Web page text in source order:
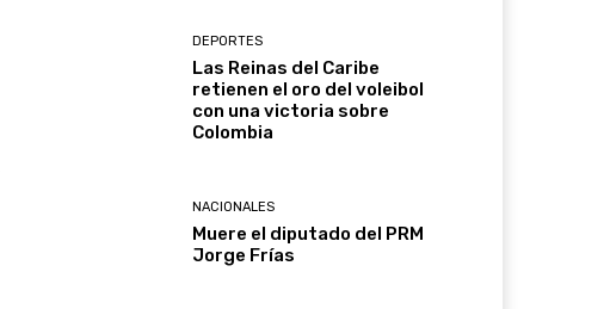
DEPORTES
Las Reinas del Caribe
retienen el oro del voleibol
con una victoria sobre
Colombia
NACIONALES
Muere el diputado del PRM
Jorge Frías